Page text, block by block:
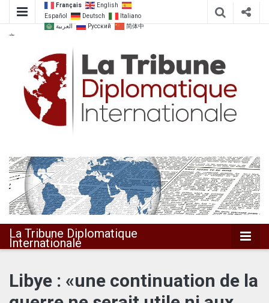
Français
English
Español
Deutsch
Italiano
العربية
Русский
简体中
文
La Tribune
Diplomatique
Internationale
La Tribune Diplomatique
Internationale
Libye : «une continuation de la